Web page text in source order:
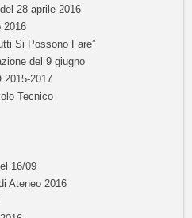
28 aprile 2016
2016
Si Possono Fare”
del 9 giugno
2015-2017
Tecnico
16/09
Ateneo 2016